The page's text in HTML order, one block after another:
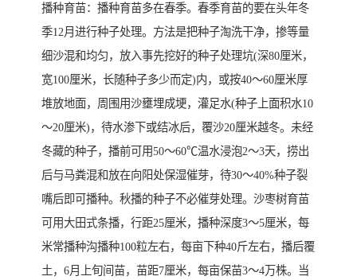
播种育苗：播种育苗多在春季。春季育苗的要在头年冬
季12月进行种子处理。方法是把种子淘洗干净，掺等量
细沙混和均匀，放入事先挖好的种子处理坑(深80厘米，
宽100厘米，长随种子多少而定)内，或按40～60厘米厚
堆放地面，周围用沙壅埋成埂，灌足水(种子上面积水10
～20厘米)，待水渗下或结冰后，覆沙20厘米越冬。未经
冬藏的种子，播前可用50～60℃温水浸泡2～3天，捞出
后与马粪混和放在向阳处保湿催芽，待30～40%种子裂
嘴后即可播种。秋播的种子不必催芽处理。沙枣树育苗
可用大田式条播，行距25厘米，播种深度3～5厘米，每
米常播种沟播种100粒左右，每亩下种40斤左右，播后覆
土，6月上旬间苗，苗距7厘米，每亩保苗3～4万株。当